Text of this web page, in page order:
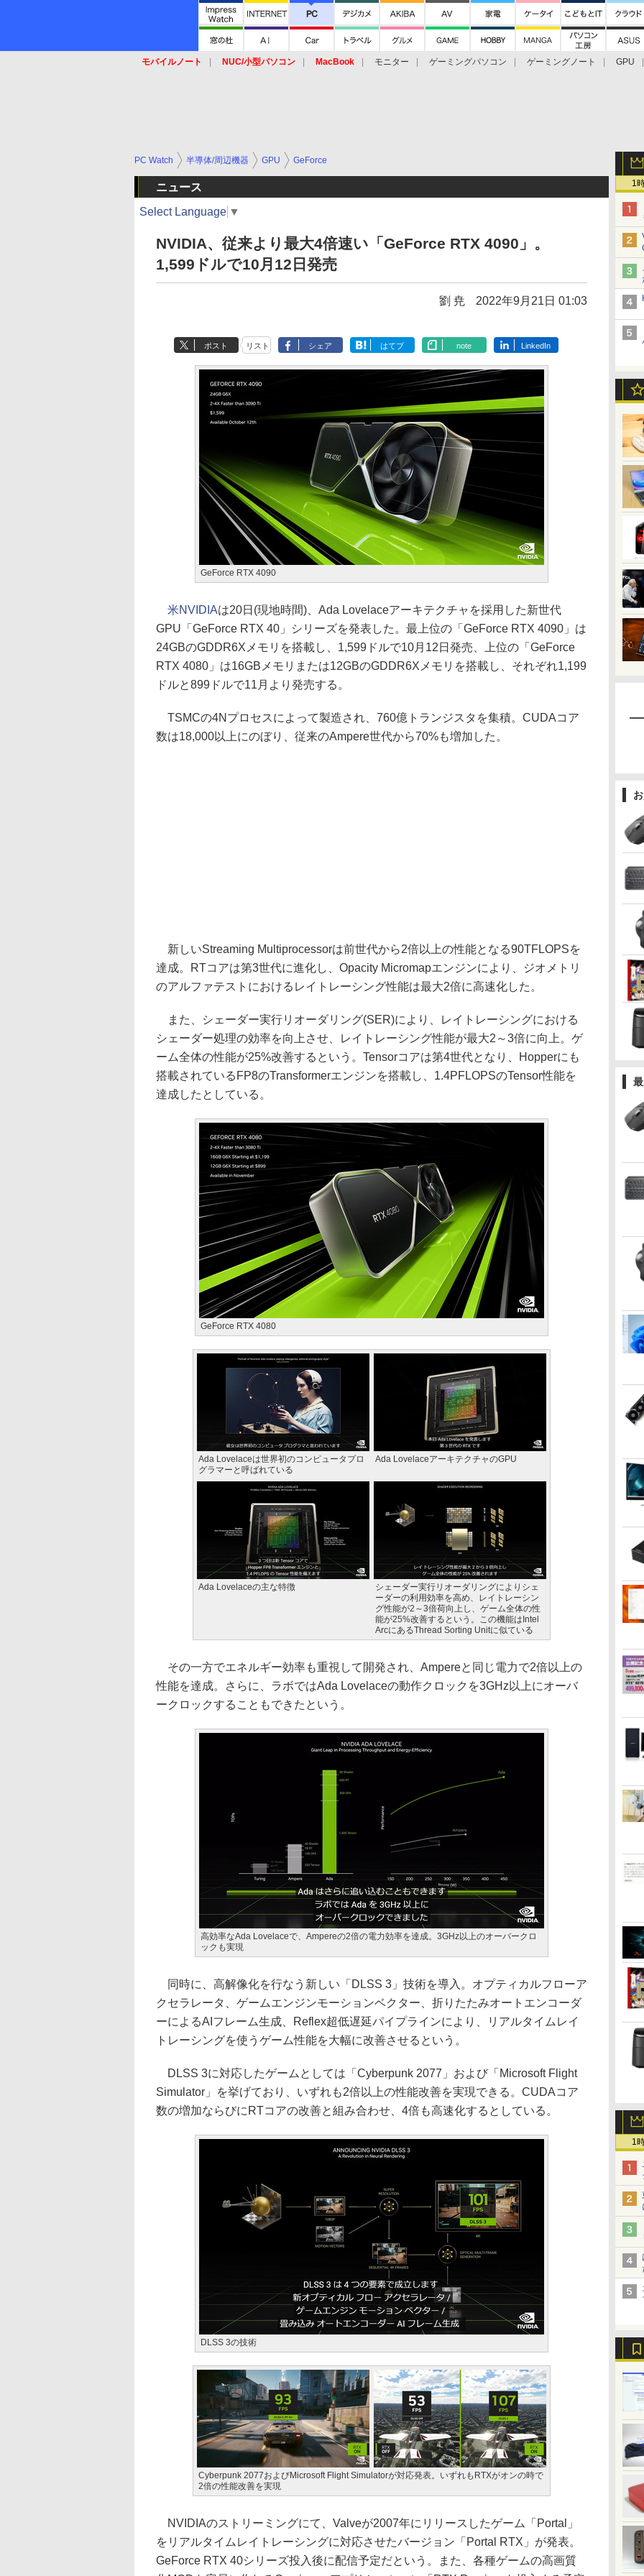
モバイルノート NUC/小型パソコン MacBook モニター ゲーミングパソコン ゲーミングノート
GPU
1
1
PC Watch 半導体/周辺機器 GPU GeForce
ニュース
Select Language ▼
NVIDIA、従来より最大4倍速い「GeForce RTX 4090」。
1,599ドルで10月12日発売
劉 尭 2022年9月21日 01:03
ポスト リスト シェア はてブ note LinkedIn
GeForce RTX 4090
米NVIDIAは20日(現地時間)、Ada Lovelaceアーキテクチャを採用した新世代
GPU「GeForce RTX 40」シリーズを発表した。最上位の「GeForce RTX 4090」は
24GBのGDDR6Xメモリを搭載し、1,599ドルで10月12日発売、上位の「GeForce
RTX 4080」は16GBメモリまたは12GBのGDDR6Xメモリを搭載し、それぞれ1,199
ドルと899ドルで11月より発売する。
TSMCの4Nプロセスによって製造され、760億トランジスタを集積。CUDAコア
数は18,000以上にのぼり、従来のAmpere世代から70%も増加した。
新しいStreaming Multiprocessorは前世代から2倍以上の性能となる90TFLOPSを
達成。RTコアは第3世代に進化し、Opacity Micromapエンジンにより、ジオメトリ
のアルファテストにおけるレイトレーシング性能は最大2倍に高速化した。
また、シェーダー実行リオーダリング(SER)により、レイトレーシングにおける
シェーダー処理の効率を向上させ、レイトレーシング性能が最大2～3倍に向上。ゲ
ーム全体の性能が25%改善するという。Tensorコアは第4世代となり、Hopperにも
搭載されているFP8のTransformerエンジンを搭載し、1.4PFLOPSのTensor性能を
達成したとしている。
GeForce RTX 4080
Ada Lovelaceは世界初のコンピュータプロ
グラマーと呼ばれている
Ada LovelaceアーキテクチャのGPU
Ada Lovelaceの主な特徴
シェーダー実行リオーダリングによりシェ
ーダーの利用効率を高め、レイトレーシン
グ性能が2～3倍荷向上し、ゲーム全体の性
能が25%改善するという。この機能はIntel
ArcにあるThread Sorting Unitに似ている
その一方でエネルギー効率も重視して開発され、Ampereと同じ電力で2倍以上の
性能を達成。さらに、ラボではAda Lovelaceの動作クロックを3GHz以上にオーバ
ークロックすることもできたという。
高効率なAda Lovelaceで、Ampereの2倍の電力効率を達成。3GHz以上のオーバークロ
ックも実現
同時に、高解像化を行なう新しい「DLSS 3」技術を導入。オプティカルフローア
クセラレータ、ゲームエンジンモーションベクター、折りたたみオートエンコーダ
ーによるAIフレーム生成、Reflex超低遅延パイプラインにより、リアルタイムレイ
トレーシングを使うゲーム性能を大幅に改善させるという。
DLSS 3に対応したゲームとしては「Cyberpunk 2077」および「Microsoft Flight
Simulator」を挙げており、いずれも2倍以上の性能改善を実現できる。CUDAコア
数の増加ならびにRTコアの改善と組み合わせ、4倍も高速化するとしている。
DLSS 3の技術
Cyberpunk 2077およびMicrosoft Flight Simulatorが対応発表。いずれもRTXがオンの時で
2倍の性能改善を実現
NVIDIAのストリーミングにて、Valveが2007年にリリースしたゲーム「Portal」
をリアルタイムレイトレーシングに対応させたバージョン「Portal RTX」が発表。
GeForce RTX 40シリーズ投入後に配信予定だという。また、各種ゲームの高画質